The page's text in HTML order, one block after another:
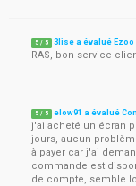
5 / 5 3lise a évalué Ezoo
RAS, bon service
5 / 5 elow91 a évalué
j'ai acheté un écran
jours, aucun
à payer car j'ai
commande est
de compte, semble